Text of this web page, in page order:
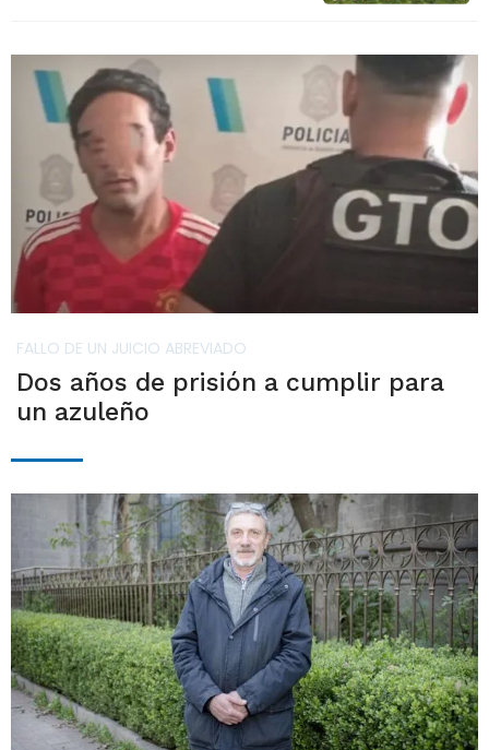
FALLO DE UN JUICIO ABREVIADO
Dos años de prisión a cumplir para
un azuleño